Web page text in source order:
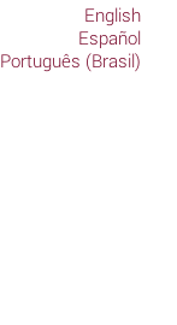
English
Español
Português (Brasil)